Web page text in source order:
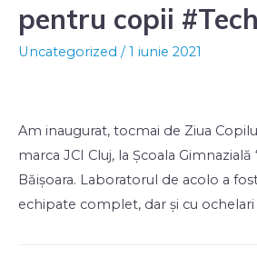
pentru copii
Uncategorized /1 iunie 2021
Am inaugurat, tocmai de Ziua
marca JCI Cluj, la Școala Gimnazială
Băișoara. Laboratorul de acolo a
echipate complet, dar și cu